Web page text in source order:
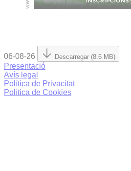
06-08-26 Descarregar (8.6 MB)
Presentació
Avís legal
Política de Privacitat
Política de Cookies